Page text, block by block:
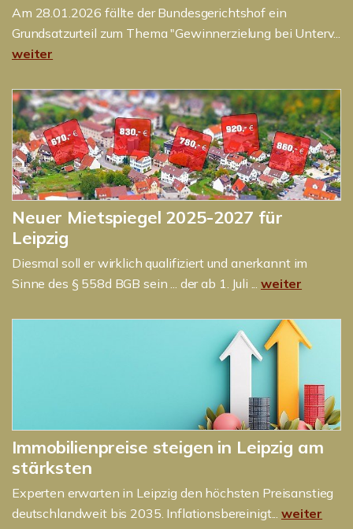
Am 28.01.2026 fällte der Bundesgerichtshof ein
Grundsatzurteil zum Thema "Gewinnerzielung bei Unterv...
weiter
Neuer Mietspiegel 2025-2027 für
Leipzig
Diesmal soll er wirklich qualifiziert und anerkannt im
Sinne des § 558d BGB sein ... der ab 1. Juli ... weiter
Immobilienpreise steigen in Leipzig am
stärksten
Experten erwarten in Leipzig den höchsten Preisanstieg
deutschlandweit bis 2035. Inflationsbereinigt... weiter